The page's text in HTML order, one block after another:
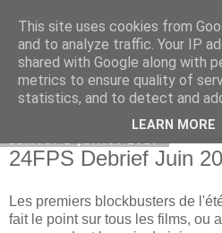
Bepod
24FPS Debrief Juin
Les premiers blockbusters de
fait le point sur tous les films, ou
This site uses cookies from
and to analyze traffic. Your IP
shared with Google along with
metrics to ensure quality of
statistics, and to detect and
LEARN MORE